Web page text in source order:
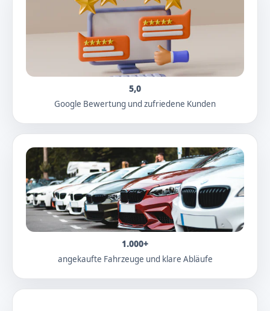
5,0
Google Bewertung und zufriedene Kunden
1.000+
angekaufte Fahrzeuge und klare Abläufe